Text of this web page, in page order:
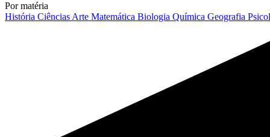
Por matéria
História Ciências Arte Matemática Biologia Química Geografia